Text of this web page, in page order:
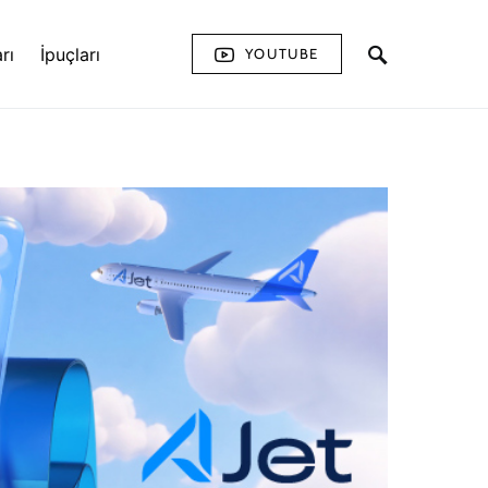
İpuçları YOUTUBE